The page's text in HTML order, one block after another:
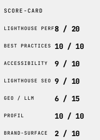
SCORE-CARD
LIGHTHOUSE PERF8 / 20
BEST PRACTICES 10 / 10
ACCESSIBILITY 9 / 10
LIGHTHOUSE SEO 9 / 10
GEO / LLM 6 / 15
PROFIL 10 / 10
BRAND-SURFACE 2 / 10